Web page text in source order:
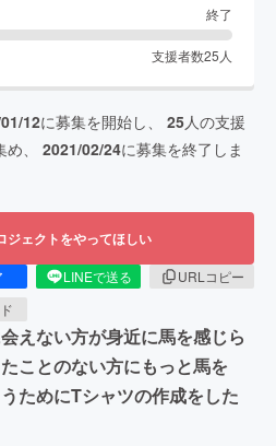
終了
支援者数25 人
12に募集を開始し、 25人の支援
、 2021/02/24に募集を終了しま
ジェクトをやってほしい
LINEで送る
URLコピー
えない方が身近に馬を感じら
ことのない方にもっと馬を
ためにTシャツの作成をした